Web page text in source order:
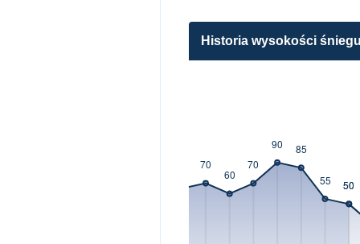
Historia wysokości